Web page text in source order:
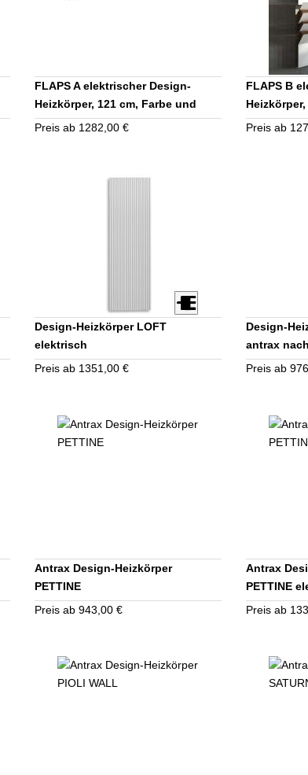
FLAPS A elektrischer Design-
Heizkörper, 121 cm, Farbe und
Ausstattung nach Wahl
Preis ab 1282,00 €
FLAPS B
Preis ab
Design-Heizkörper LOFT
elektrisch
Preis ab 1351,00 €
Design-
antrax
Preis ab
Antrax Design-Heizkörper
PETTINE
Preis ab 943,00 €
Antrax
PETTINE
Preis ab